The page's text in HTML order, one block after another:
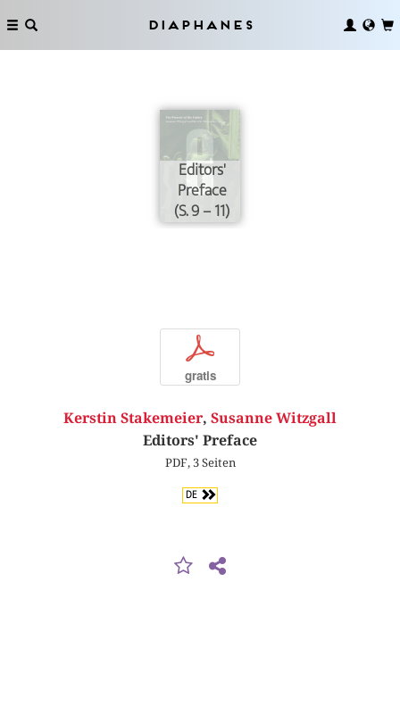
Diaphanes
Editors'
Preface
(S. 9 – 11)
p
gratis
Kerstin Stakemeier, Susanne Witzgall
Editors' Preface
PDF, 3 Seiten
DE